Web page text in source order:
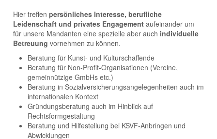
Hier treffen persönliches Interesse, berufliche
Leidenschaft und privates Engagement aufeinander um
für unsere Mandanten eine spezielle aber auch individuelle
Betreuung vornehmen zu können.
Beratung für Kunst- und Kulturschaffende
Beratung für Non-Profit-Organisationen (Vereine,
gemeinnützige GmbHs etc.)
Beratung in Sozialversicherungsangelegenheiten auch im
internationalen Kontext
Gründungsberatung auch im Hinblick auf
Rechtsformgestaltung
Beratung und Hilfestellung bei KSVF-Anbringen und
Abwicklungen